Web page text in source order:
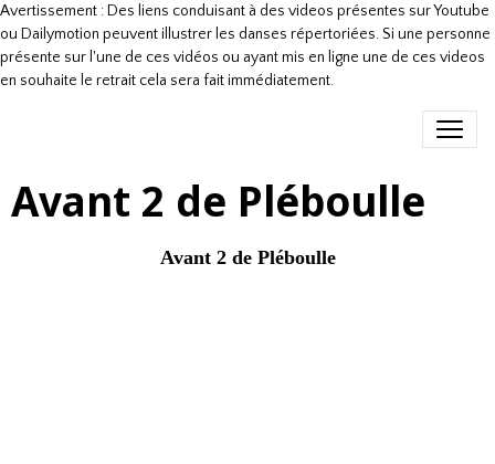
Avertissement : Des liens conduisant à des videos présentes sur Youtube
ou Dailymotion peuvent illustrer les danses répertoriées. Si une personne
présente sur l'une de ces vidéos ou ayant mis en ligne une de ces videos
en souhaite le retrait cela sera fait immédiatement.
Avant 2 de Pléboulle
Avant 2 de Pléboulle